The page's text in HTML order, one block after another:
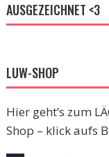
AUSGEZEICHNET <3
LUW-SHOP
Hier geht’s zum
Shop – klick aufs